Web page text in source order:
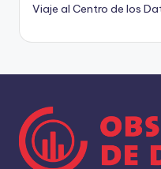
Viaje al Centro de los